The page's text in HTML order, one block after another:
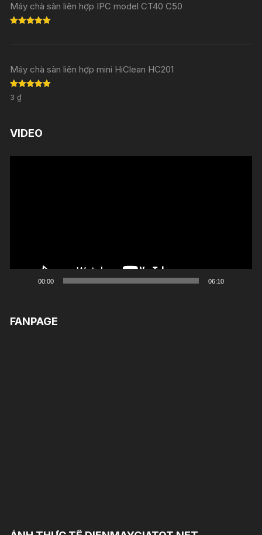
Máy chà sàn liên hợp IPC model CT40 C50
Máy chà sàn liên hợp mini HiClean HC201
Rated
out of 5
3₫
VIDEO
00:00 06:10
FANPAGE